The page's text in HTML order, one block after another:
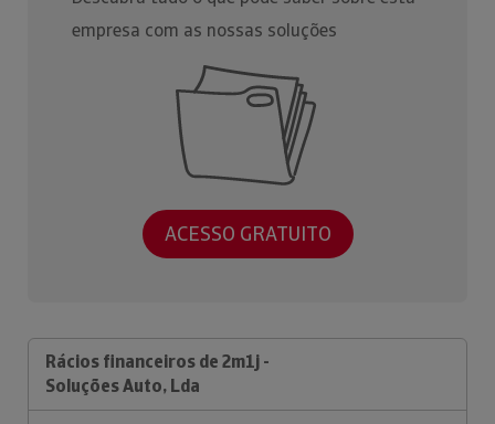
empresa com as nossas soluções
ACESSO GRATUITO
Rácios financeiros de 2m1j -
Soluções Auto, Lda